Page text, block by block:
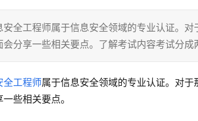
安全工程师属于信息安全领域的专业认证。
会分享一些相关要点。了解考试内容考试分成
全工程师属于信息安全领域的专业认证。对于
些相关要点。